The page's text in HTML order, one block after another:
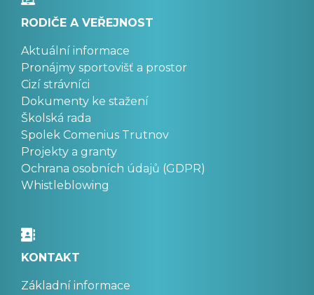
RODIČE A VEŘEJNOST
Aktuální informace
Pronájmy sportovišť a prostor
Cizí strávníci
Dokumenty ke stažení
Školská rada
Spolek Comenius Trutnov
Projekty a granty
Ochrana osobních údajů (GDPR)
Whistleblowing
KONTAKT
Základní informace